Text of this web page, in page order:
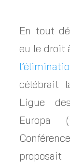
En tout
eu le droit
célébrait
Ligue
Europa